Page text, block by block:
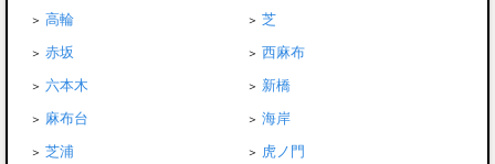
高輪
芝
赤坂
西麻布
六本木
新橋
麻布台
海岸
芝浦
虎ノ門